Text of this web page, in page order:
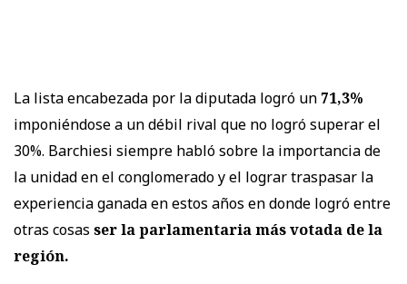
La lista encabezada por la diputada logró un 71,3%
imponiéndose a un débil rival que no logró superar el
30%. Barchiesi siempre habló sobre la importancia de
la unidad en el conglomerado y el lograr traspasar la
experiencia ganada en estos años en donde logró entre
otras cosas ser la parlamentaria más votada de la
región.